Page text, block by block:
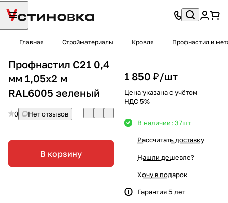
Главная Стройматериалы Кровля Профнастил и
Профнастил С21 0,4
мм 1,05х2 м
RAL6005 зеленый
0 Нет отзывов
В корзину
1 850 ₽/шт
Цена указана с учётом
НДС 5%
В наличии: 37шт
Рассчитать доставку
Нашли дешевле?
Хочу в подарок
Гарантия 5 лет